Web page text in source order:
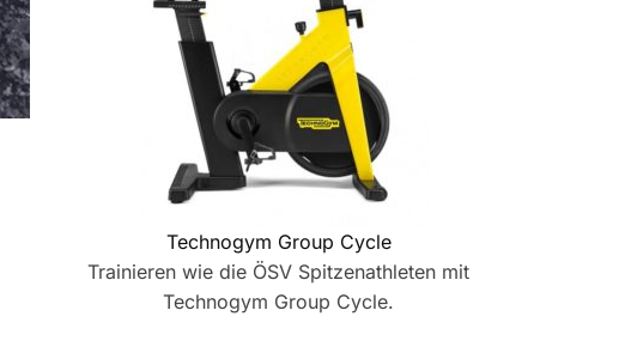
Technogym Group Cycle
Trainieren wie die ÖSV Spitzenathleten mit
Technogym Group Cycle.